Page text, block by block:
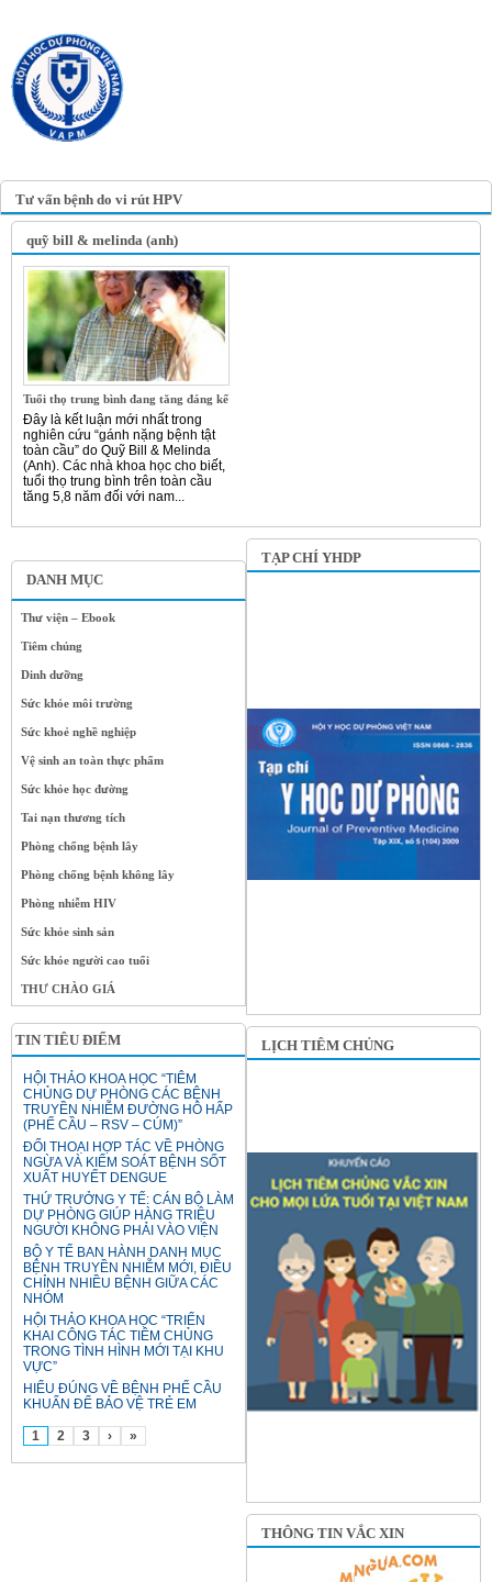
Tư vấn bệnh do vi rút HPV
DANH MỤC
Thư viện – Ebook
Tiêm chủng
Dinh dưỡng
Sức khỏe môi trường
Sức khoẻ nghề nghiệp
Vệ sinh an toàn thực phẩm
Sức khỏe học đường
Tai nạn thương tích
Phòng chống bệnh lây
Phòng chống bệnh không lây
Phòng nhiễm HIV
Sức khỏe sinh sản
Sức khỏe người cao tuổi
THƯ CHÀO GIÁ
TIN TIÊU ĐIỂM
HỘI THẢO KHOA HỌC “TIÊM
CHỦNG DỰ PHÒNG CÁC BỆNH
TRUYỀN NHIỄM ĐƯỜNG HÔ HẤP
(PHẾ CẦU – RSV – CÚM)”
ĐỐI THOẠI HỢP TÁC VỀ PHÒNG
NGỪA VÀ KIỂM SOÁT BỆNH SỐT
XUẤT HUYẾT DENGUE
THỨ TRƯỞNG Y TẾ: CÁN BỘ LÀM
DỰ PHÒNG GIÚP HÀNG TRIỆU
NGƯỜI KHÔNG PHẢI VÀO VIỆN
BỘ Y TẾ BAN HÀNH DANH MỤC
BỆNH TRUYỀN NHIỄM MỚI, ĐIỀU
CHỈNH NHIỀU BỆNH GIỮA CÁC
NHÓM
HỘI THẢO KHOA HỌC “TRIỂN
KHAI CÔNG TÁC TIÊM CHỦNG
TRONG TÌNH HÌNH MỚI TẠI KHU
VỰC”
HIỂU ĐÚNG VỀ BỆNH PHẾ CẦU
KHUẨN ĐỂ BẢO VỆ TRẺ EM
1 2 3 › »
quỹ bill & melinda (anh)
Tuổi thọ trung bình đang tăng đáng kể
Đây là kết luận mới nhất trong
nghiên cứu “gánh nặng bệnh tật
toàn cầu” do Quỹ Bill & Melinda
(Anh). Các nhà khoa học cho biết,
tuổi thọ trung bình trên toàn cầu
tăng 5,8 năm đối với nam...
TẠP CHÍ YHDP
LỊCH TIÊM CHỦNG
THÔNG TIN VẮC XIN